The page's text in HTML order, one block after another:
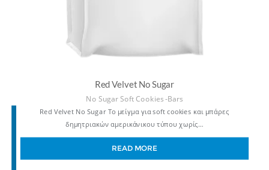
Red Velvet No Sugar
No Sugar Soft Cookies -Bars
Red Velvet No Sugar Το μείγμα για soft cookies και μπάρες
δημητριακών αμερικάνικου τύπου χωρίς…
READ MORE